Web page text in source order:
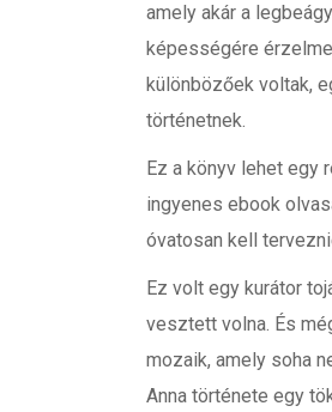
amely akár a
képességére
különbözőek voltak,
történetnek.
Ez a könyv lehet egy
ingyenes ebook
óvatosan kell
Ez volt egy kurátor
vesztett volna. És
mozaik, amely soha
Anna története egy